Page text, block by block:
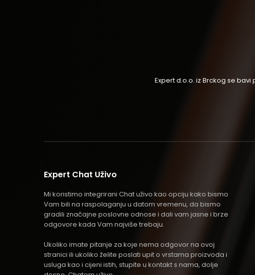
Expert d.o.o. iz Brckog se
Expert Chat Uživo
Mi koristimo integrirani Chat uživo kao opciju kako bismo
Vam bili na raspolaganju u datom vremenu, da bismo
gradili značajne poslovne odnose i dali vam jasne i brze
odgovore kada Vam najviše trebaju.
Ukoliko imate pitanje za koje nema odgovor na ovoj
stranici ili ukoliko želite poslati upit o vrstama proizvoda i
usluga kao i cijeni istih, stupite u kontakt s nama, dolje